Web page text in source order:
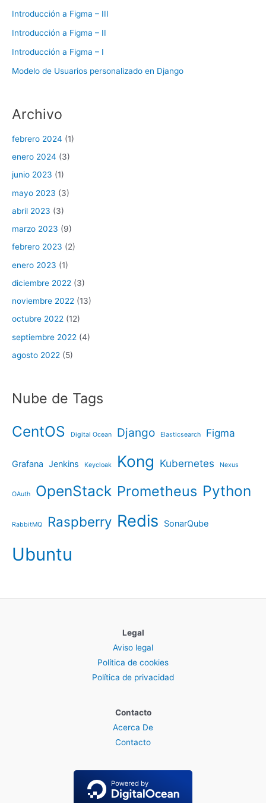
Introducción a Figma – III
Introducción a Figma – II
Introducción a Figma – I
Modelo de Usuarios personalizado en Django
Archivo
febrero 2024 (1)
enero 2024 (3)
junio 2023 (1)
mayo 2023 (3)
abril 2023 (3)
marzo 2023 (9)
febrero 2023 (2)
enero 2023 (1)
diciembre 2022 (3)
noviembre 2022 (13)
octubre 2022 (12)
septiembre 2022 (4)
agosto 2022 (5)
Nube de Tags
CentOS Digital Ocean Django Elasticsearch Figma
Grafana Jenkins Keycloak Kong Kubernetes Nexus
OAuth OpenStack Prometheus Python
RabbitMQ Raspberry Redis SonarQube
Ubuntu
Legal
Aviso legal
Política de cookies
Política de privacidad
Contacto
Acerca De
Contacto